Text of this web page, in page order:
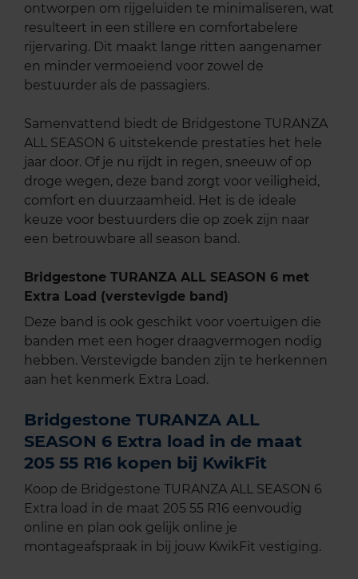
ontworpen om rijgeluiden te minimaliseren, wat
resulteert in een stillere en comfortabelere
rijervaring. Dit maakt lange ritten aangenamer
en minder vermoeiend voor zowel de
bestuurder als de passagiers.
Samenvattend biedt de Bridgestone TURANZA
ALL SEASON 6 uitstekende prestaties het hele
jaar door. Of je nu rijdt in regen, sneeuw of op
droge wegen, deze band zorgt voor veiligheid,
comfort en duurzaamheid. Het is de ideale
keuze voor bestuurders die op zoek zijn naar
een betrouwbare all season band.
Bridgestone TURANZA ALL SEASON 6 met
Extra Load (verstevigde band)
Deze band is ook geschikt voor voertuigen die
banden met een hoger draagvermogen nodig
hebben. Verstevigde banden zijn te herkennen
aan het kenmerk Extra Load.
Bridgestone TURANZA ALL
SEASON 6 Extra load in de maat
205 55 R16 kopen bij KwikFit
Koop de Bridgestone TURANZA ALL SEASON 6
Extra load in de maat 205 55 R16 eenvoudig
online en plan ook gelijk online je
montageafspraak in bij jouw KwikFit vestiging.